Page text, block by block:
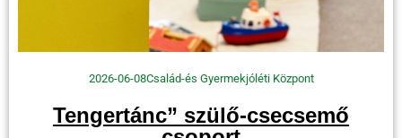
2026-06-08Család-és Gyermekjóléti Központ
Tengertánc” szülő-csecsemő